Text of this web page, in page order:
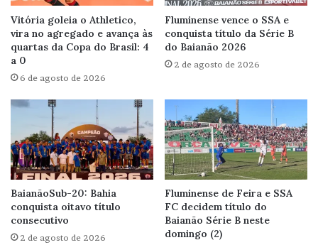
Vitória goleia o Athletico,
vira no agregado e avança às
quartas da Copa do Brasil: 4
a 0
6 de agosto de 2026
Fluminense vence o SSA e
conquista título da Série B
do Baianão 2026
2 de agosto de 2026
BaianãoSub-20: Bahia
conquista oitavo título
consecutivo
2 de agosto de 2026
Fluminense de Feira e SSA
FC decidem título do
Baianão Série B neste
domingo (2)